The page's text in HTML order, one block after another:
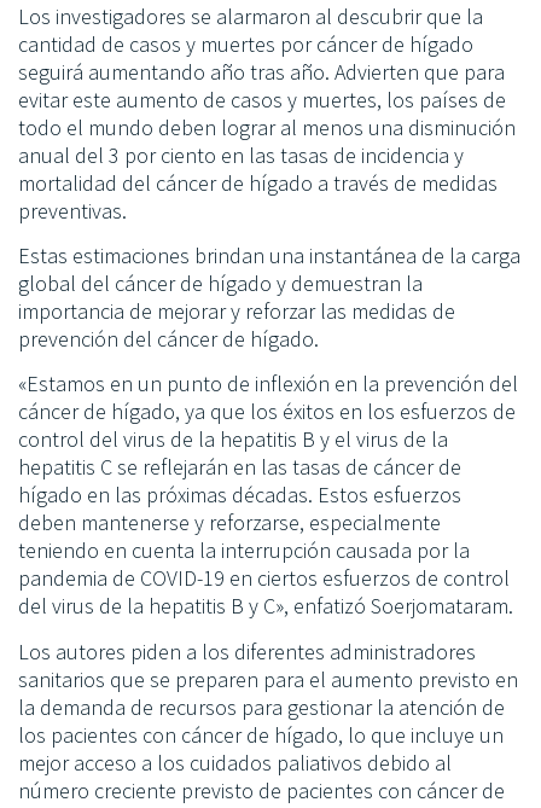
Los investigadores se alarmaron al descubrir que la
cantidad de casos y muertes por cáncer de hígado
seguirá aumentando año tras año. Advierten que para
evitar este aumento de casos y muertes, los países de
todo el mundo deben lograr al menos una disminución
anual del 3 por ciento en las tasas de incidencia y
mortalidad del cáncer de hígado a través de medidas
preventivas.
Estas estimaciones brindan una instantánea de la carga
global del cáncer de hígado y demuestran la
importancia de mejorar y reforzar las medidas de
prevención del cáncer de hígado.
«Estamos en un punto de inflexión en la prevención del
cáncer de hígado, ya que los éxitos en los esfuerzos de
control del virus de la hepatitis B y el virus de la
hepatitis C se reflejarán en las tasas de cáncer de
hígado en las próximas décadas. Estos esfuerzos
deben mantenerse y reforzarse, especialmente
teniendo en cuenta la interrupción causada por la
pandemia de COVID-19 en ciertos esfuerzos de control
del virus de la hepatitis B y C», enfatizó Soerjomataram.
Los autores piden a los diferentes administradores
sanitarios que se preparen para el aumento previsto en
la demanda de recursos para gestionar la atención de
los pacientes con cáncer de hígado, lo que incluye un
mejor acceso a los cuidados paliativos debido al
número creciente previsto de pacientes con cáncer de